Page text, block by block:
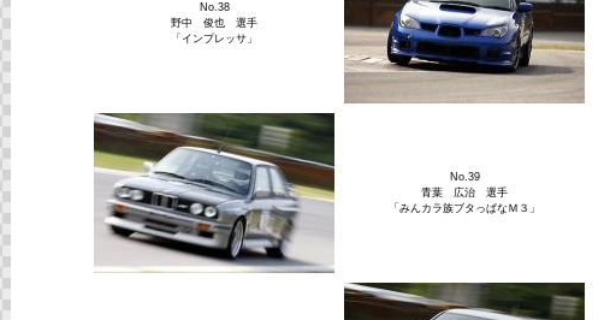
No.38
野中 俊也 選手
「インプレッサ」
No.39
青葉 広治 選手
「みんカラ族ブタっぱなＭ３」